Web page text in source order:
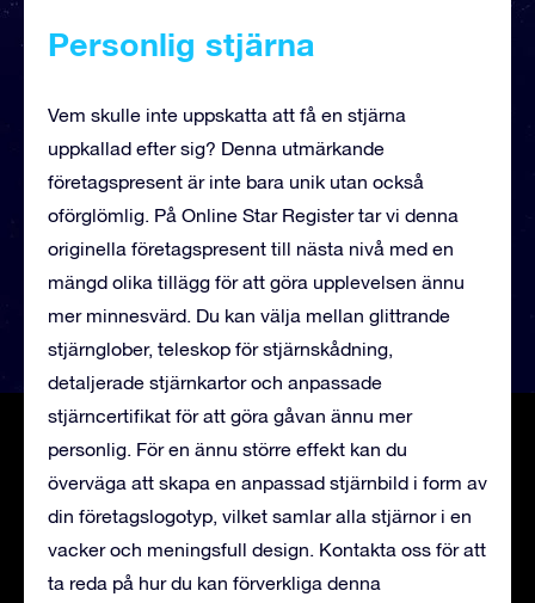
Personlig stjärna
Vem skulle inte uppskatta att få en stjärna
uppkallad efter sig? Denna utmärkande
företagspresent är inte bara unik utan också
oförglömlig. På Online Star Register tar vi denna
originella företagspresent till nästa nivå med en
mängd olika tillägg för att göra upplevelsen ännu
mer minnesvärd. Du kan välja mellan glittrande
stjärnglober, teleskop för stjärnskådning,
detaljerade stjärnkartor och anpassade
stjärncertifikat för att göra gåvan ännu mer
personlig. För en ännu större effekt kan du
överväga att skapa en anpassad stjärnbild i form av
din företagslogotyp, vilket samlar alla stjärnor i en
vacker och meningsfull design. Kontakta oss för att
ta reda på hur du kan förverkliga denna